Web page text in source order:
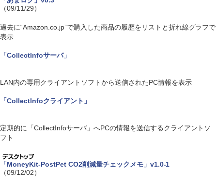
（09/11/29）
過去に“Amazon.co.jp”で購入した商品の履歴をリストと折れ線グラフで
表示
「CollectInfoサーバ」
LAN内の専用クライアントソフトから送信されたPC情報を表示
「CollectInfoクライアント」
定期的に「CollectInfoサーバ」へPCの情報を送信するクライアントソ
フト
「MoneyKit-PostPet CO2削減量チェックメモ」v1.0-1
（09/12/02）